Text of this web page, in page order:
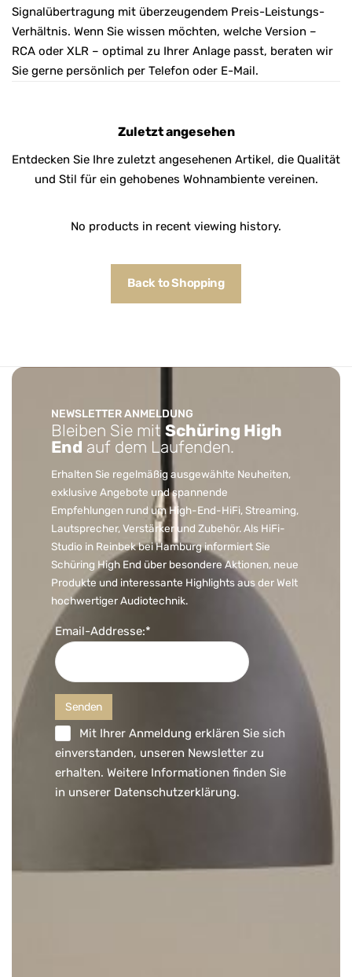
Signalübertragung mit überzeugendem Preis-Leistungs-
Verhältnis. Wenn Sie wissen möchten, welche Version –
RCA oder XLR – optimal zu Ihrer Anlage passt, beraten wir
Sie gerne persönlich per Telefon oder E-Mail.
Zuletzt angesehen
Entdecken Sie Ihre zuletzt angesehenen Artikel, die Qualität
und Stil für ein gehobenes Wohnambiente vereinen.
No products in recent viewing history.
Back to Shopping
NEWSLETTER ANMELDUNG
Bleiben Sie mit Schüring High
End auf dem Laufenden.
Erhalten Sie regelmäßig ausgewählte Neuheiten,
exklusive Angebote und spannende
Empfehlungen rund um High-End-HiFi, Streaming,
Lautsprecher, Verstärker und Zubehör. Als HiFi-
Studio in Reinbek bei Hamburg informiert Sie
Schüring High End über besondere Aktionen, neue
Produkte und interessante Highlights aus der Welt
hochwertiger Audiotechnik.
Email-Addresse:*
Mit Ihrer Anmeldung erklären Sie sich
einverstanden, unseren Newsletter zu
erhalten. Weitere Informationen finden Sie
in unserer Datenschutzerklärung.